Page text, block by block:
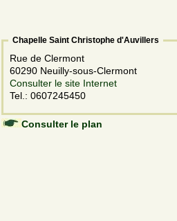
Chapelle Saint Christophe d'Auvillers
Rue de Clermont
60290 Neuilly-sous-Clermont
Consulter le site Internet
Tel.: 0607245450
Consulter le plan